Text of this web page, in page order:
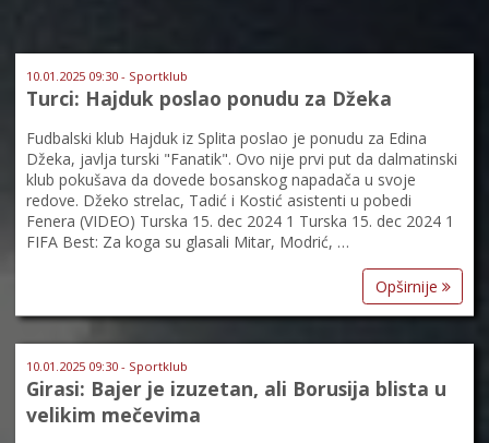
10.01.2025 09:30 - Sportklub
Turci: Hajduk poslao ponudu za Džeka
Fudbalski klub Hajduk iz Splita poslao je ponudu za Edina
Džeka, javlja turski "Fanatik". Ovo nije prvi put da dalmatinski
klub pokušava da dovede bosanskog napadača u svoje
redove. Džeko strelac, Tadić i Kostić asistenti u pobedi
Fenera (VIDEO) Turska 15. dec 2024 1 Turska 15. dec 2024 1
FIFA Best: Za koga su glasali Mitar, Modrić, …
Opširnije
10.01.2025 09:30 - Sportklub
Girasi: Bajer je izuzetan, ali Borusija blista u
velikim mečevima